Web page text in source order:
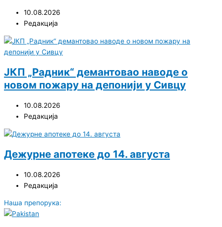
10.08.2026
Редакција
ЈКП „Радник“ демантовао наводе о
новом пожару на депонији у Сивцу
10.08.2026
Редакција
Дежурне апотеке до 14. августа
10.08.2026
Редакција
Наша препорука: